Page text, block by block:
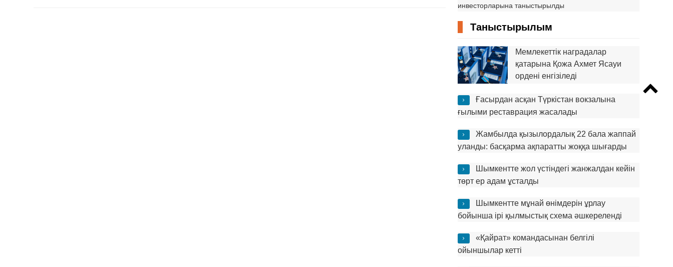
инвесторларына таныстырылды
Таныстырылым
Мемлекеттік наградалар
қатарына Қожа Ахмет Ясауи
ордені енгізіледі
Ғасырдан асқан Түркістан вокзалына
ғылыми реставрация жасалады
Жамбылда қызылордалық 22 бала жаппай
уланды: басқарма ақпаратты жоққа шығарды
Шымкентте жол үстіндегі жанжалдан кейін
төрт ер адам ұсталды
Шымкентте мұнай өнімдерін ұрлау
бойынша ірі қылмыстық схема әшкереленді
«Қайрат» командасынан белгілі
ойыншылар кетті